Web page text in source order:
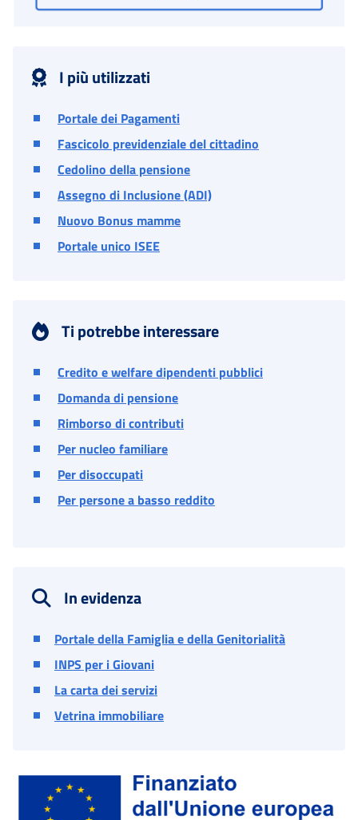
I più utilizzati
Portale dei Pagamenti
Fascicolo previdenziale del cittadino
Cedolino della pensione
Assegno di Inclusione (ADI)
Nuovo Bonus mamme
Portale unico ISEE
Ti potrebbe interessare
Credito e welfare dipendenti pubblici
Domanda di pensione
Rimborso di contributi
Per nucleo familiare
Per disoccupati
Per persone a basso reddito
In evidenza
Portale della Famiglia e della Genitorialità
INPS per i Giovani
La carta dei servizi
Vetrina immobiliare